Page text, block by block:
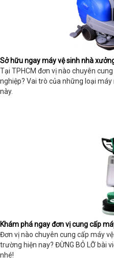
Sở hữu ngay máy vệ sinh nhà
Tại TPHCM đơn vị nào chuyên
nghiệp? Vai trò của những loại máy
này.
Khám phá ngay đơn vị cung cấp
Đơn vị nào chuyên cung cấp máy
trường hiện nay? ĐỪNG BỎ LỠ bài
nhé!